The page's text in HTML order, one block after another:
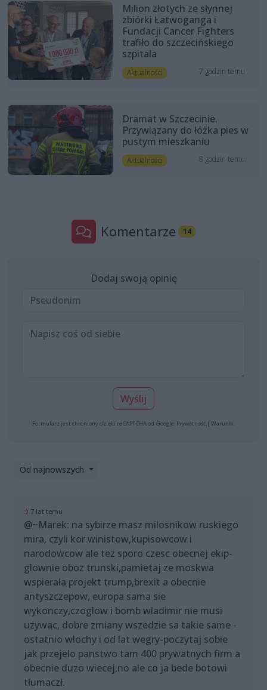
Milion złotych ze słynnej
zbiórki Łatwoganga i
Fundacji Cancer Fighters
trafiło do szczecińskiego
szpitala
Aktualności 7 godzin temu
Dramat w Szczecinie.
Przywiązany do łóżka pies w
pustym mieszkaniu
Aktualności 8 godzin temu
Komentarze 14
Dodaj swoją opinię
Wyślij
Formularz jest chroniony dzięki reCAPTCHA od Google: Prywatność | Warunki
Od najnowszych
:) 7 lat temu
@~Marek: na sybirze masz milosnikow ruskiego
mira, czyli kor.winistow,kupisowcow i
narodowcow ale tez sporo czesc obecnej ekip-
glownie oboz trunski,pamietaj ze moskwa
wspierała projekt trump,brexit a obecnie
antyszczepow, europa sama sie
wykonczy,czoglow i bomb wladimir nie musi
uzywac, dobre zmiany wszedzie sa takie same -
ostatnio wlochy i od lat wegry-poczytaj sobie
jak przejelo panstwo tam 400 prywatnych firm a
obecnie duzo wiecej,no ale co ja bede botowi
tłumaczł.